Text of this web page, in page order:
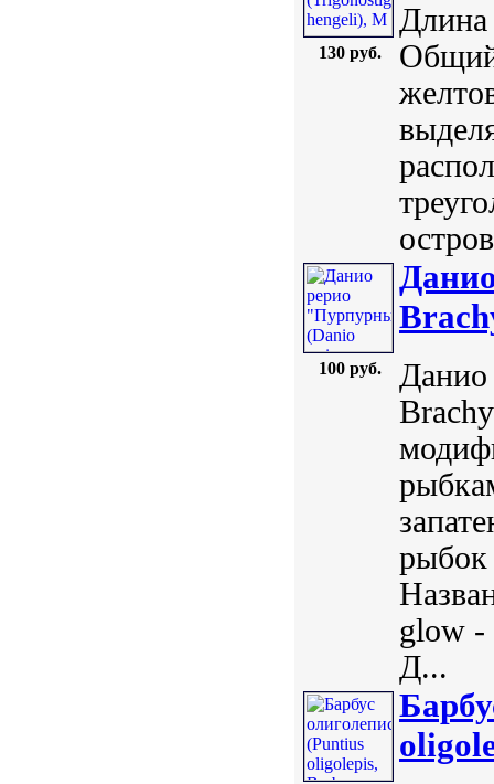
130 руб.
Общий
100 руб.
рыбок
glow -
Д...